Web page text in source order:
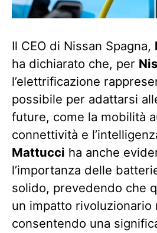
Il CEO di Nissan Spagna,
ha dichiarato che, per
l’elettrificazione
possibile per adattarsi
future, come la mobilità
connettività e
Mattucci ha anche
l’importanza delle
solido, prevedendo che
un impatto rivoluzionario
consentendo una